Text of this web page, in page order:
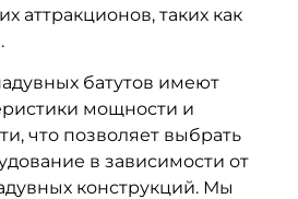
аттракционов, таких как
батутов имеют
мощности и
что позволяет выбрать
в зависимости от
конструкций. Мы